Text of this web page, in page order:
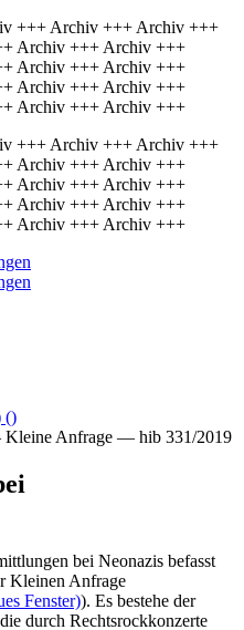
+++ Archiv +++ Archiv +++
Archiv +++ Archiv +++
Archiv +++ Archiv +++
Archiv +++ Archiv +++
Archiv +++ Archiv +++
+++ Archiv +++ Archiv +++
Archiv +++ Archiv +++
Archiv +++ Archiv +++
Archiv +++ Archiv +++
Archiv +++ Archiv +++
()
Anfrage — hib 331/2019
bei Neonazis befasst
Kleinen Anfrage
Fenster)). Es bestehe der
durch Rechtsrockkonzerte